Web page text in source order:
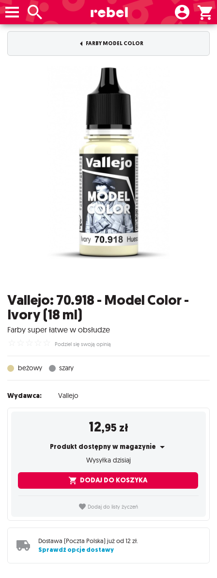
FARBY MODEL COLOR
Vallejo: 70.918 - Model Color -
Ivory (18 ml)
Farby super łatwe w obsłudze
Podziel się swoją opinią
beżowy szary
Wydawca: Vallejo
12,95 zł
Produkt dostępny w magazynie
Wysyłka dzisiaj
DODAJ DO KOSZYKA
Dodaj do listy życzeń
Dostawa (Poczta Polska) już od 12 zł.
Sprawdź opcje dostawy